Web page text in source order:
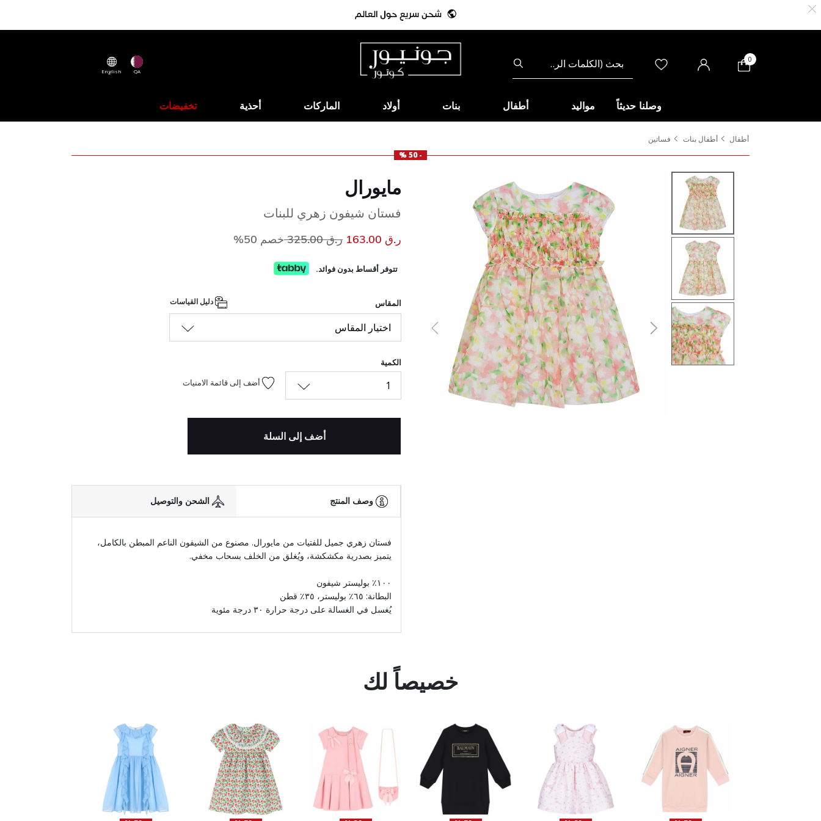
QA
English
0
وصلنا حديثاً مواليد أطفال بنات أولاد الماركات أحذية تخفيضات
أطفال أطفال بنات
فساتين
- 50 %
السابق التالى
مايورال
فستان شيفون زهري للبنات
ر.ق 163.00 سعر مخفض من
ر.ق 325.00 إلى
خصم 50%
تتوفر أقساط بدون فوائد.
المقاس
اختيار المقاس
الكمية
1 أضف إلى قائمة الامنيات
أضف إلى السلة
وصف المنتج الشحن والتوصيل
فستان زهري جميل للفتيات من مايورال. مصنوع من الشيفون الناعم المبطن بالكامل،
يتميز بصدرية مكشكشة، ويُغلق من الخلف بسحاب مخفي.
١٠٠٪ بوليستر شيفون
البطانة: ٦٥٪ بوليستر، ٣٥٪ قطن
يُغسل في الغسالة على درجة حرارة ٣٠ درجة مئوية
خصيصاً لك